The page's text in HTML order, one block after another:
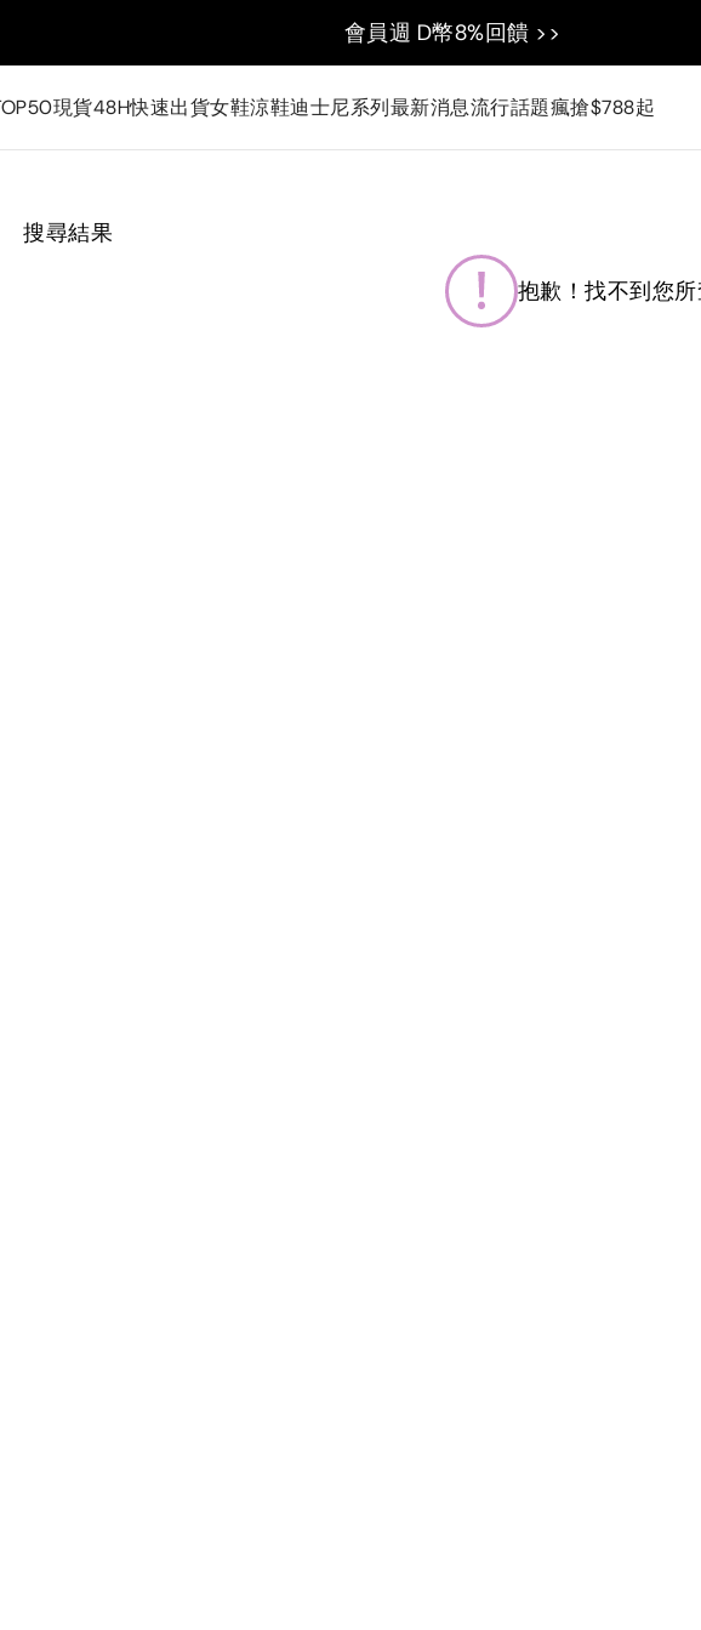
會員週 D幣8%回饋 >>
現貨48H快速出貨女鞋涼鞋迪士尼系列最新消息流行話題瘋搶$788起
搜尋結果
抱歉！找不到您